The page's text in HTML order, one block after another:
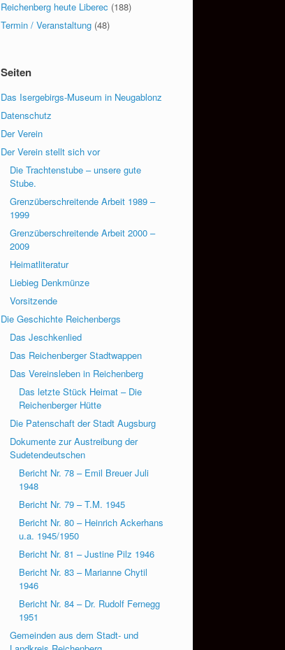
Reichenberg heute Liberec (188)
Termin / Veranstaltung (48)
Seiten
Das Isergebirgs-Museum in Neugablonz
Datenschutz
Der Verein
Der Verein stellt sich vor
Die Trachtenstube – unsere gute
Stube.
Grenzüberschreitende Arbeit 1989 –
1999
Grenzüberschreitende Arbeit 2000 –
2009
Heimatliteratur
Liebieg Denkmünze
Vorsitzende
Die Geschichte Reichenbergs
Das Jeschkenlied
Das Reichenberger Stadtwappen
Das Vereinsleben in Reichenberg
Das letzte Stück Heimat – Die
Reichenberger Hütte
Die Patenschaft der Stadt Augsburg
Dokumente zur Austreibung der
Sudetendeutschen
Bericht Nr. 78 – Emil Breuer Juli
1948
Bericht Nr. 79 – T.M. 1945
Bericht Nr. 80 – Heinrich Ackerhans
u.a. 1945/1950
Bericht Nr. 81 – Justine Pilz 1946
Bericht Nr. 83 – Marianne Chytil
1946
Bericht Nr. 84 – Dr. Rudolf Fernegg
1951
Gemeinden aus dem Stadt- und